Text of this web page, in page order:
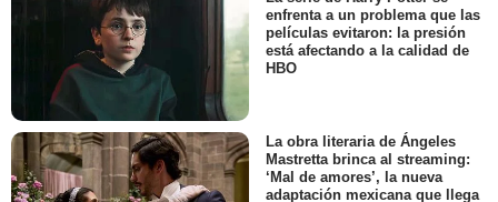
enfrenta a un problema que las
películas evitaron: la presión
está afectando a la calidad de
HBO
La obra literaria de Ángeles
Mastretta brinca al streaming:
‘Mal de amores’, la nueva
adaptación mexicana que llega